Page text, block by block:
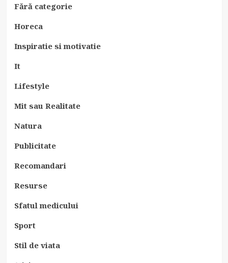
Fără categorie
Horeca
Inspiratie si motivatie
It
Lifestyle
Mit sau Realitate
Natura
Publicitate
Recomandari
Resurse
Sfatul medicului
Sport
Stil de viata